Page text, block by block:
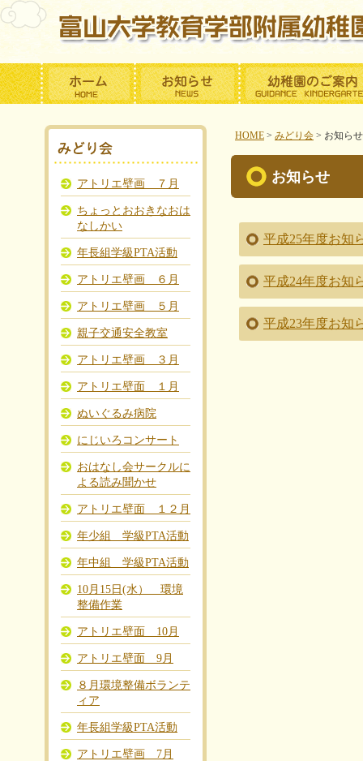
HOME > みどり会 > お知らせ
お知らせ
平成25年度お知
平成24年度お知
平成23年度お知
アトリエ壁画 ７月
ちょっとおおきなおは
なしかい
年長組学級PTA活動
アトリエ壁画 ６月
アトリエ壁画 ５月
親子交通安全教室
アトリエ壁画 ３月
アトリエ壁面 １月
ぬいぐるみ病院
にじいろコンサート
おはなし会サークルに
よる読み聞かせ
アトリエ壁面 １２月
年少組 学級PTA活動
年中組 学級PTA活動
10月15日(水） 環境
整備作業
アトリエ壁面 10月
アトリエ壁面 9月
８月環境整備ボランテ
ィア
年長組学級PTA活動
アトリエ壁画 7月